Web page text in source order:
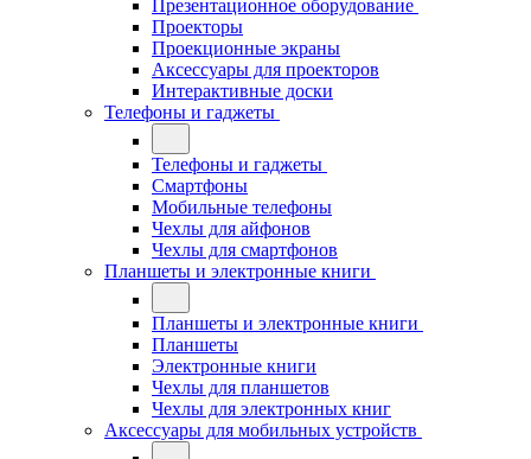
Презентационное оборудование
Проекторы
Проекционные экраны
Аксессуары для проекторов
Интерактивные доски
Телефоны и гаджеты
Телефоны и гаджеты
Смартфоны
Мобильные телефоны
Чехлы для айфонов
Чехлы для смартфонов
Планшеты и электронные книги
Планшеты и электронные книги
Планшеты
Электронные книги
Чехлы для планшетов
Чехлы для электронных книг
Аксессуары для мобильных устройств